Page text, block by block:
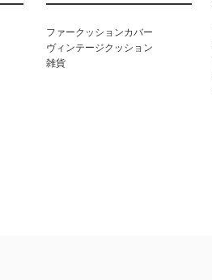
ファークッションカバー
ヴィンテージクッション
雑貨